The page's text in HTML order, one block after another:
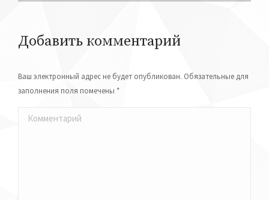
Добавить комментарий
Ваш электронный адрес не будет опубликован. Обязательные для
заполнения поля помечены *
Комментарий